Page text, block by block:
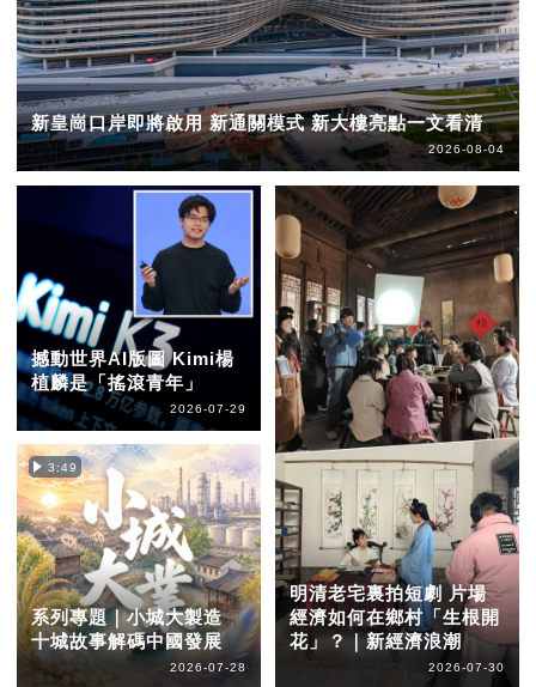
新皇崗口岸即將啟用 新通關模式 新大樓亮點一文看清
2026-08-04
撼動世界AI版圖 Kimi楊
植麟是「搖滾青年」
2026-07-29
3:49
系列專題｜小城大製造
十城故事解碼中國發展
2026-07-28
明清老宅裏拍短劇 片場
經濟如何在鄉村「生根開
花」？｜新經濟浪潮
2026-07-30